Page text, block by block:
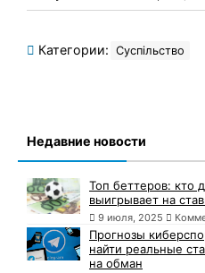
Категории: Суспільство
Недавние новости
Топ беттеров: кто
выигрывает на
9 июля, 2025
Прогнозы
найти реальные
на обман